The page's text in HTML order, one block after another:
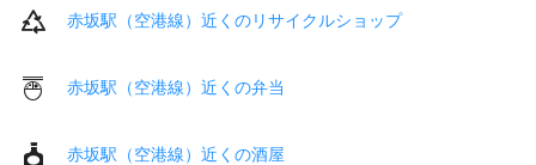
赤坂駅（空港線）近くのリサイクルショップ
赤坂駅（空港線）近くの弁当
赤坂駅（空港線）近くの酒屋